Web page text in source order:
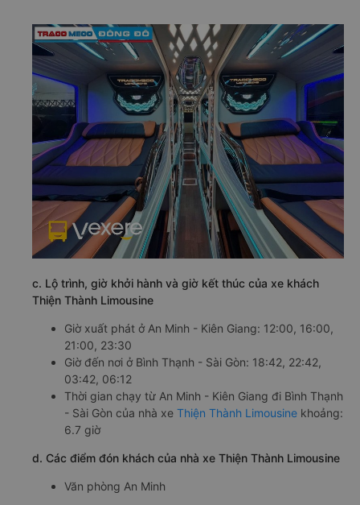
c. Lộ trình, giờ khởi hành và giờ kết thúc của xe khách
Thiện Thành Limousine
Giờ xuất phát ở An Minh - Kiên Giang: 12:00, 16:00,
21:00, 23:30
Giờ đến nơi ở Bình Thạnh - Sài Gòn: 18:42, 22:42,
03:42, 06:12
Thời gian chạy từ An Minh - Kiên Giang đi Bình Thạnh
- Sài Gòn của nhà xe Thiện Thành Limousine khoảng:
6.7 giờ
d. Các điểm đón khách của nhà xe Thiện Thành Limousine
Văn phòng An Minh